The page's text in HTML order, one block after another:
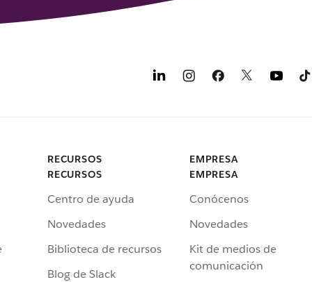
RECURSOS
RECURSOS
Centro de ayuda
Novedades
Biblioteca de recursos
Blog de Slack
EMPRESA
EMPRESA
Conócenos
Novedades
Kit de medios de
comunicación